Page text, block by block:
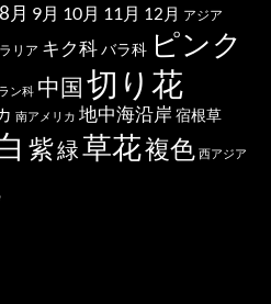
8月 9月 10月 11月 12月 アジア
リア キク科バラ科 ピンク
ラン科 中国切り花
南アメリカ 地中海沿岸 宿根草
紫緑草花複色 西アジア